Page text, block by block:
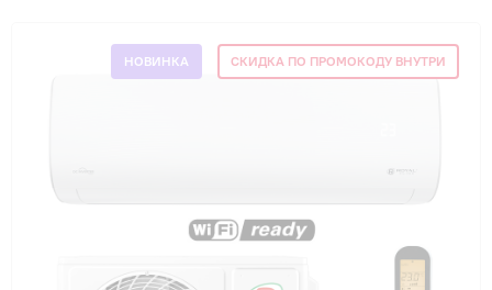
НОВИНКА СКИДКА ПО ПРОМОКОДУ ВНУТРИ